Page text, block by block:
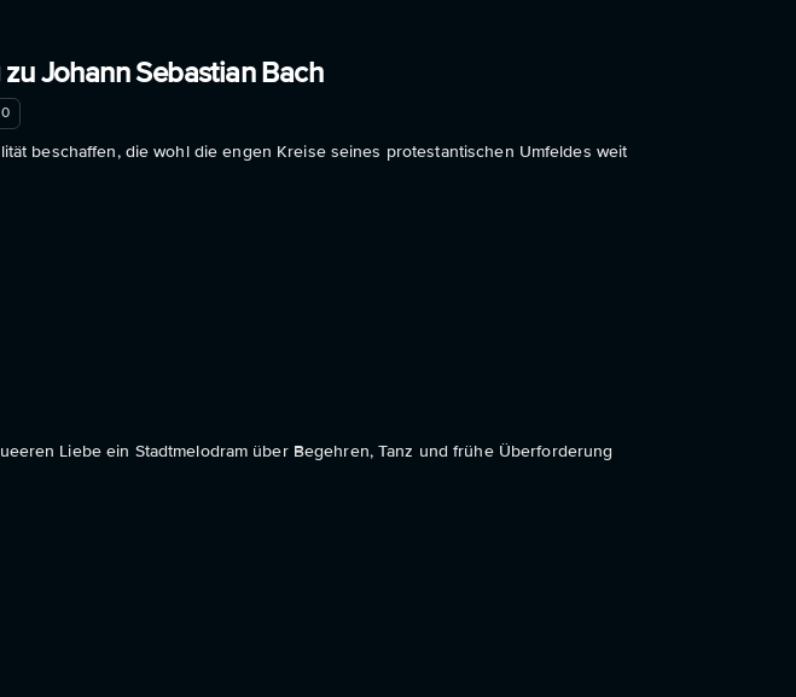
Johann Sebastian Bach
0
beschaffen, die wohl die engen Kreise seines protestantischen Umfeldes weit
zu Johann Sebastian Bach
Liebe ein Stadtmelodram über Begehren, Tanz und frühe Überforderung